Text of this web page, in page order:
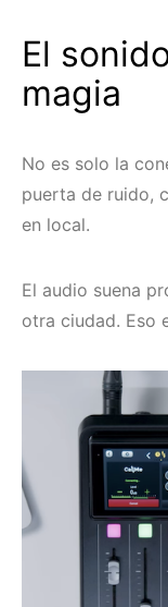
El
magia
No es solo la
puerta de ruido,
en local.
El audio suena
otra ciudad. Eso